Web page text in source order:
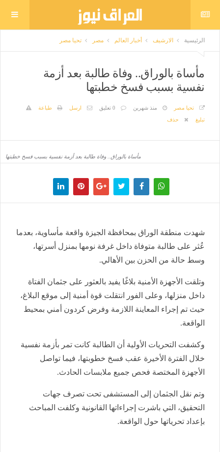
الرئيسية الارشيف أخبار العالم مصر تحيا مصر
مأساة بالوراق.. وفاة طالبة بعد أزمة
نفسية بسبب فسخ خطبتها
تحيا مصر منذ شهرين 0 تعليق ارسل
طباعة
تبليغ
حذف
مأساة بالوراق.. وفاة طالبة بعد أزمة نفسية بسبب فسخ خطبتها
شهدت منطقة الوراق بمحافظة الجيزة واقعة مأساوية، بعدما
عُثر على طالبة متوفاة داخل غرفة نومها بمنزل أسرتها،
وسط حالة من الحزن بين الأهالي.
وتلقت الأجهزة الأمنية بلاغًا يفيد بالعثور على جثمان الفتاة
داخل منزلها، وعلى الفور انتقلت قوة أمنية إلى موقع البلاغ،
حيث تم إجراء المعاينة اللازمة وفرض كردون أمني بمحيط
الواقعة.
وكشفت التحريات الأولية أن الطالبة كانت تمر بأزمة نفسية
خلال الفترة الأخيرة عقب فسخ خطوبتها، فيما تواصل
الأجهزة المختصة فحص جميع ملابسات الحادث.
وتم نقل الجثمان إلى المستشفى تحت تصرف جهات
التحقيق، التي باشرت إجراءاتها القانونية وكلفت المباحث
بإعداد تحرياتها حول الواقعة.